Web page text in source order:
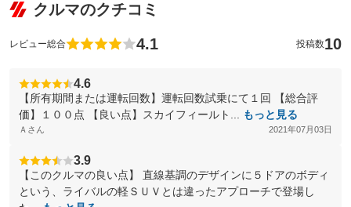
クルマのクチコミ
レビュー総合 4.1 投稿数10
4.6
【所有期間または運転回数】運転回数試乗にて１回 【総合評
価】１００点 【良い点】スカイフィールト...
もっと見る
Ａさん 2021年07月03日
3.9
【このクルマの良い点】 直線基調のデザインに５ドアのボディ
という、ライバルの軽ＳＵＶとは違ったアプローチで登場し